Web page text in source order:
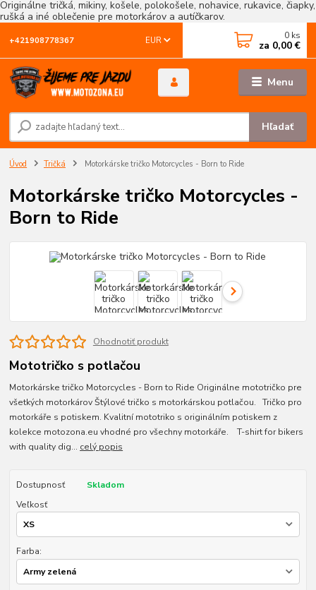
Originálne tričká, mikiny, košele, polokošele, nohavice, rukavice, čiapky,
rušká a iné oblečenie pre motorkárov a autíčkarov.
Menu
EUR
Hľadať
+421908778367 0 ks
za 0,00 €
Úvod Tričká Motorkárske tričko Motorcycles - Born to Ride
Motorkárske tričko Motorcycles -
Born to Ride
Ohodnotiť produkt
Mototričko s potlačou
Motorkárske tričko Motorcycles - Born to Ride Originálne mototričko pre
všetkých motorkárov Štýlové tričko s motorkárskou potlačou. Tričko pro
motorkáře s potiskem. Kvalitní mototriko s originálním potiskem z
kolekce motozona.eu vhodné pro všechny motorkáře. T-shirt for bikers
with quality dig... celý popis
Dostupnosť
Skladom
Veľkosť
Farba: